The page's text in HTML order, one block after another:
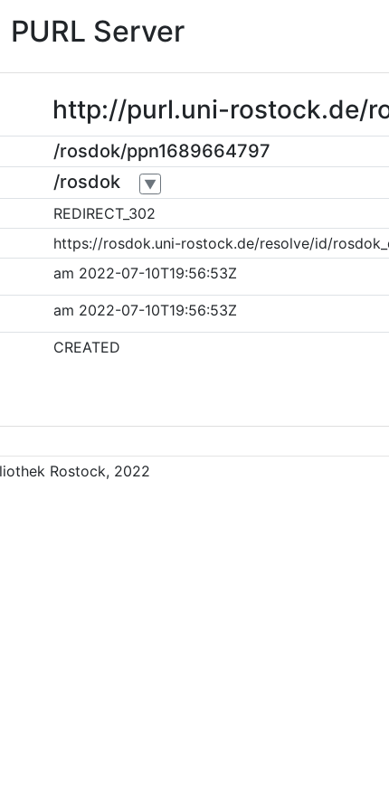
PURL Server
http://purl.uni-rostock.de/
/rosdok/ppn1689664797
/rosdok ▼
REDIRECT_302
https://rosdok.uni-rostock.de/resolve/id/
am 2022-07-10T19:56:53Z
am 2022-07-10T19:56:53Z
CREATED
Rostock, 2022